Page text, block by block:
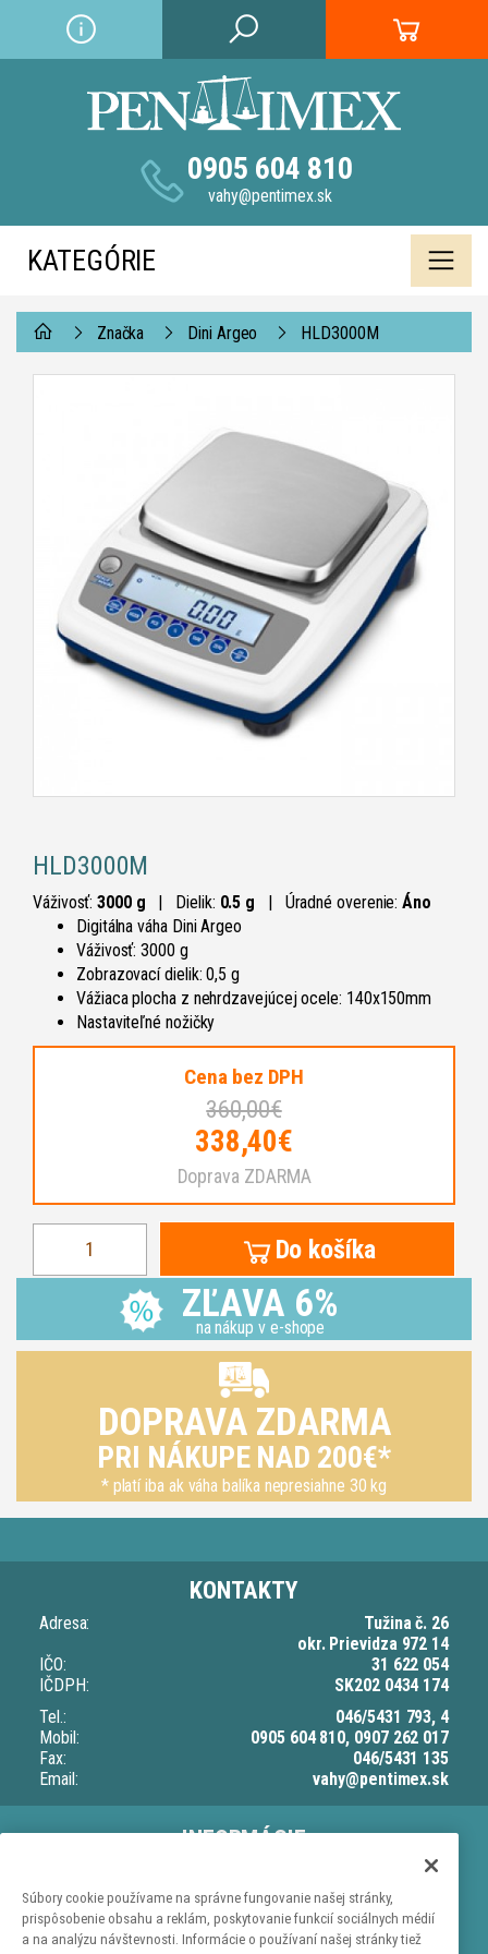
0905 604 810
vahy@pentimex.sk
KATEGÓRIE
Značka Dini Argeo HLD3000M
HLD3000M
Váživosť:3000 g | Dielik: 0.5 g | Úradné overenie:Áno
Digitálna váha Dini Argeo
Váživosť: 3000 g
Zobrazovací dielik: 0,5 g
Vážiaca plocha z nehrdzavejúcej ocele: 140x150mm
Nastaviteľné nožičky
Cena bez DPH
360,00€
338,40€
Doprava ZDARMA
Do košíka
ZĽAVA 6%
na nákup v e-shope
DOPRAVA ZDARMA
PRI NÁKUPE NAD 200€*
* platí iba ak váha balíka nepresiahne 30 kg
KONTAKTY
Adresa:
Tužina č. 26
okr. Prievidza 972 14
IČO:
31 622 054
IČDPH:
SK202 0434 174
Tel.:
046/5431 793, 4
Mobil:
0905 604 810, 0907 262 017
Fax:
046/5431 135
Email:
vahy@pentimex.sk
INFORMÁCIE
Doprava a dodacia lehota
Ochrana osobných údajov
Obchodné podmienky
Súbory cookie používame na správne fungovanie našej stránky,
prispôsobenie obsahu a reklám, poskytovanie funkcií sociálnych médií
a na analýzu návštevnosti. Informácie o používaní našej stránky tiež